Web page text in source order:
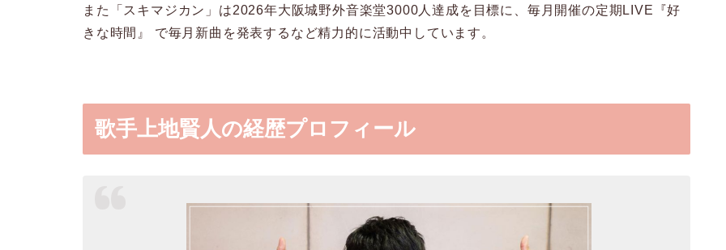
また「スキマジカン」は2026年大阪城野外音楽堂3000人達成を目標に、毎月開催の定期LIVE『好
きな時間』 で毎月新曲を発表するなど精力的に活動中しています。
歌手上地賢人の経歴プロフィール